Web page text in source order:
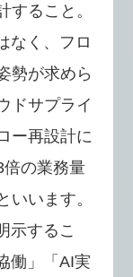
すること。
なく、フロ
勢が求めら
ドサプライ
ー再設計に
の業務量
います。
示するこ
働」「AI実